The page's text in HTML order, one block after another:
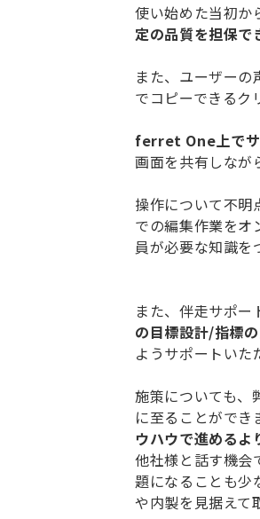
使い始めた当初か
定の品質を担保で
また、ユーザー
でコピーできるク
ferret One上でサ
画面を共有しなが
操作について不
での編集作業をオ
員が必要な知識を
また、伴走サポー
の目標設計/指標
ようサポートいた
施策についても、
に至ることができ
ウハウで進めるよ
他社様と話す機会
題になることも少
や内製を見据えて